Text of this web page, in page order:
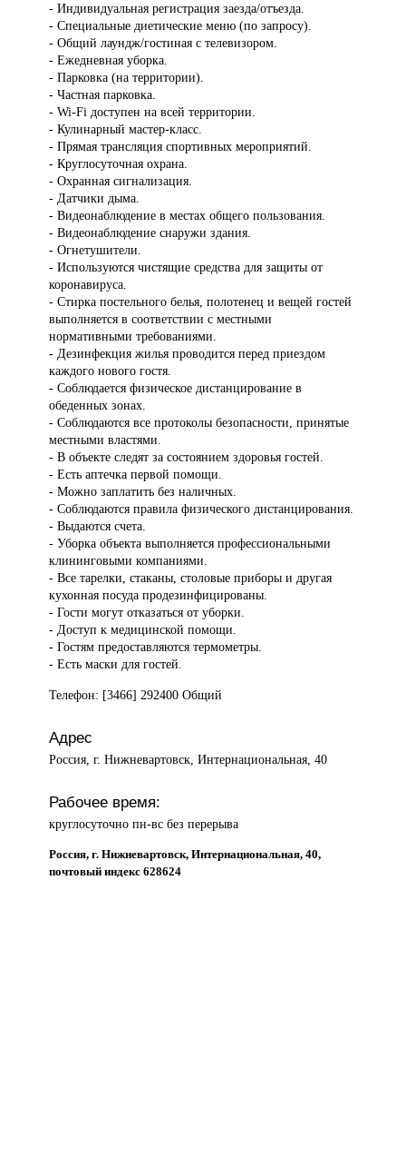
- Индивидуальная регистрация заезда/отъезда.
- Специальные диетические меню (по запросу).
- Общий лаундж/гостиная с телевизором.
- Ежедневная уборка.
- Парковка (на территории).
- Частная парковка.
- Wi-Fi доступен на всей территории.
- Кулинарный мастер-класс.
- Прямая трансляция спортивных мероприятий.
- Круглосуточная охрана.
- Охранная сигнализация.
- Датчики дыма.
- Видеонаблюдение в местах общего пользования.
- Видеонаблюдение снаружи здания.
- Огнетушители.
- Используются чистящие средства для защиты от
коронавируса.
- Стирка постельного белья, полотенец и вещей гостей
выполняется в соответствии с местными
нормативными требованиями.
- Дезинфекция жилья проводится перед приездом
каждого нового гостя.
- Соблюдается физическое дистанцирование в
обеденных зонах.
- Соблюдаются все протоколы безопасности, принятые
местными властями.
- В объекте следят за состоянием здоровья гостей.
- Есть аптечка первой помощи.
- Можно заплатить без наличных.
- Соблюдаются правила физического дистанцирования.
- Выдаются счета.
- Уборка объекта выполняется профессиональными
клининговыми компаниями.
- Все тарелки, стаканы, столовые приборы и другая
кухонная посуда продезинфицированы.
- Гости могут отказаться от уборки.
- Доступ к медицинской помощи.
- Гостям предоставляются термометры.
- Есть маски для гостей.
Телефон: [3466] 292400 Общий
Адрес
Россия, г. Нижневартовск, Интернациональная, 40
Рабочее время:
круглосуточно пн-вс без перерыва
Россия, г. Нижневартовск, Интернациональная, 40,
почтовый индекс 628624